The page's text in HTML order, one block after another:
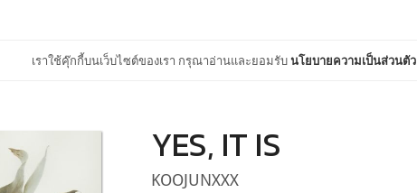
เราใช้คุ๊กกี้บนเว็บไซต์ของเรา กรุณาอ่านและยอมรับนโยบายความเป็นส่วนตัว
YES, IT IS
KOOJUNXXX